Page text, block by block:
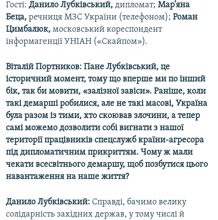
Гості: Данило Лубківський, дипломат; Мар’яна
Беца, речниця МЗС України (телефоном); Роман
Цимбалюк, московський кореспондент
інформагенції УНІАН («Скайпом»).
Віталій Портников: Пане Лубківський, це
історичний момент, тому що вперше ми по інший
бік, так би мовити, «залізної завіси». Раніше, коли
такі демарші робилися, але не такі масові, Україна
була разом із тими, хто скоював злочини, а тепер
самі можемо дозволити собі вигнати з нашої
території працівників спецслужб країни-агресора
під дипломатичним прикриттям. Чому ж мали
чекати всесвітнього демаршу, щоб позбутися цього
навантаження на наше життя?
Данило Лубківський: Справді, бачимо велику
солідарність західних держав, у тому числі й